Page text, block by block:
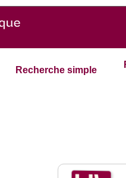
Recherche simple